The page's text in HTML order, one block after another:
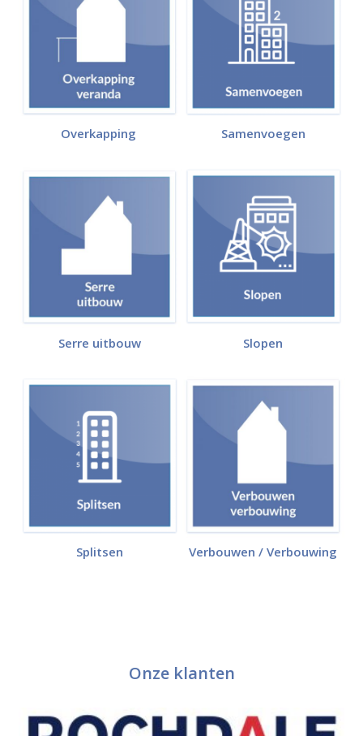
Overkapping Samenvoegen
Serre uitbouw Slopen
Splitsen Verbouwen / Verbouwing
Onze klanten